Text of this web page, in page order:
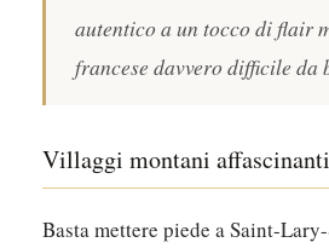
autentico a un tocco di flair
francese davvero difficile da
Villaggi montani
Basta mettere piede a Saint-